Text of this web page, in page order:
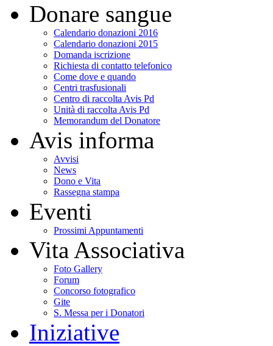
Donare sangue
Calendario donazioni 2016
Calendario donazioni 2015
Domanda iscrizione
Richiesta di contatto telefonico
Come dove e quando
Centri trasfusionali
Centro di raccolta Avis Pd
Unità di raccolta Avis Pd
Memorandum del Donatore
Avis informa
Avvisi
News
Dono e Vita
Rassegna stampa
Eventi
Prossimi Appuntamenti
Vita Associativa
Foto Gallery
Forum
Concorso fotografico
Gite
S. Messa per i Donatori
Iniziative